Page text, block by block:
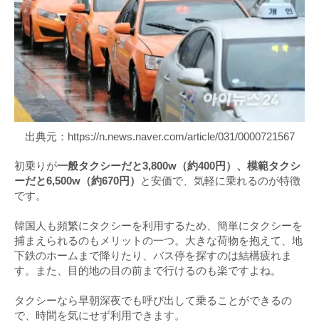
出典元：https://n.news.naver.com/article/031/0000721567
初乗りが一般タクシーだと3,800w（約400円）、模範タクシ
ーだと6,500w（約670円）
と安価で、気軽に乗れるのが特徴
です。
韓国人も頻繁にタクシーを利用するため、簡単にタクシーを
捕まえられるのもメリットの一つ。大きな荷物を抱えて、地
下鉄のホームまで降りたり、バス停を探すのは結構疲れま
す。また、目的地の目の前まで行けるのも楽ですよね。
タクシーなら早朝深夜でも呼び出して乗ることができるの
で、時間を気にせず利用できます。